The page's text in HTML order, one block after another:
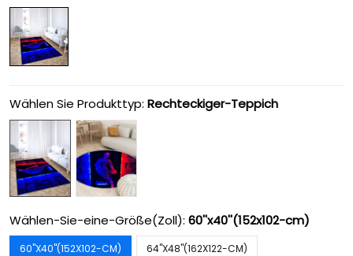
Wählen Sie Produkttyp: Rechteckiger-Teppich
Wählen-Sie-eine-Größe(Zoll): 60''x40''(152x102-cm)
60''X40''(152X102-CM) 64''X48''(162X122-CM)